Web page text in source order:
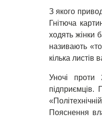
З якого
Гнітюча
ходять жінки
називають
кілька
Уночі проти
Пояснення